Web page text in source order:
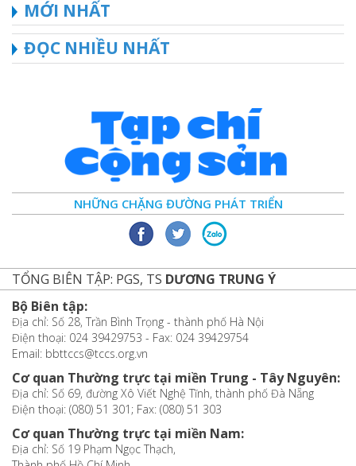
MỚI NHẤT
ĐỌC NHIỀU NHẤT
NHỮNG CHẶNG ĐƯỜNG PHÁT TRIỂN
TỔNG BIÊN TẬP: PGS, TS DƯƠNG TRUNG Ý
Bộ Biên tập:
Địa chỉ: Số 28, Trần Bình Trọng - thành phố Hà Nội
Điện thoại: 024 39429753 - Fax: 024 39429754
Email: bbttccs@tccs.org.vn
Cơ quan Thường trực tại miền Trung - Tây Nguyên:
Địa chỉ: Số 69, đường Xô Viết Nghệ Tĩnh, thành phố Đà Nẵng
Điện thoại: (080) 51 301; Fax: (080) 51 303
Cơ quan Thường trực tại miền Nam:
Địa chỉ: Số 19 Phạm Ngọc Thạch,